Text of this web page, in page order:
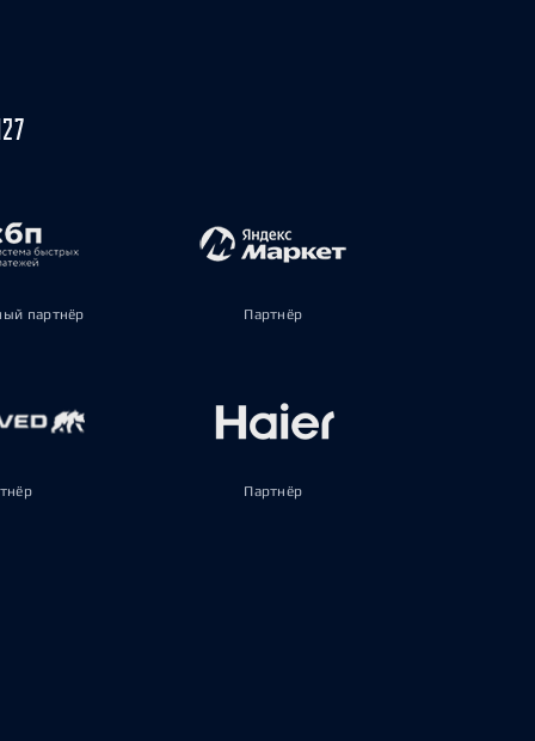
партнёр Партнёр
Партнёр